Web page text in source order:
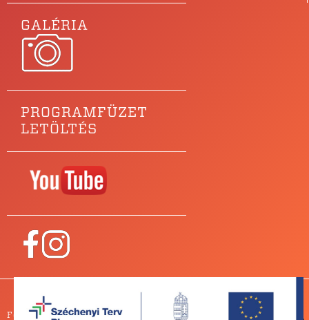
GALÉRIA
PROGRAMFÜZET
LETÖLTÉS
Főtámogatónk PARTNEREINK